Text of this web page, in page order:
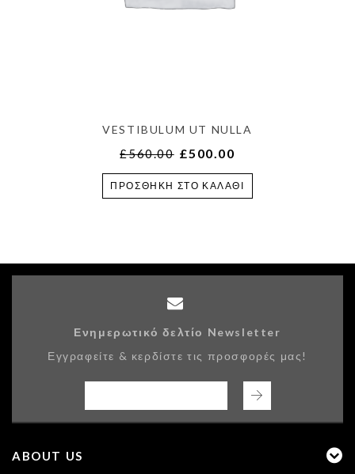
VESTIBULUM UT NULLA
£560.00 £500.00
ΠΡΟΣΘΉΚΗ ΣΤΟ ΚΑΛΆΘΙ
Ενημερωτικό δελτίο Newsletter
Εγγραφείτε & κερδίστε τις προσφορές μας!
ABOUT US